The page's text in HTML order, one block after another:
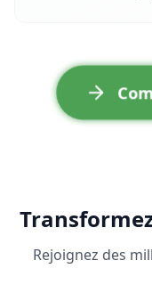
Rejoignez des